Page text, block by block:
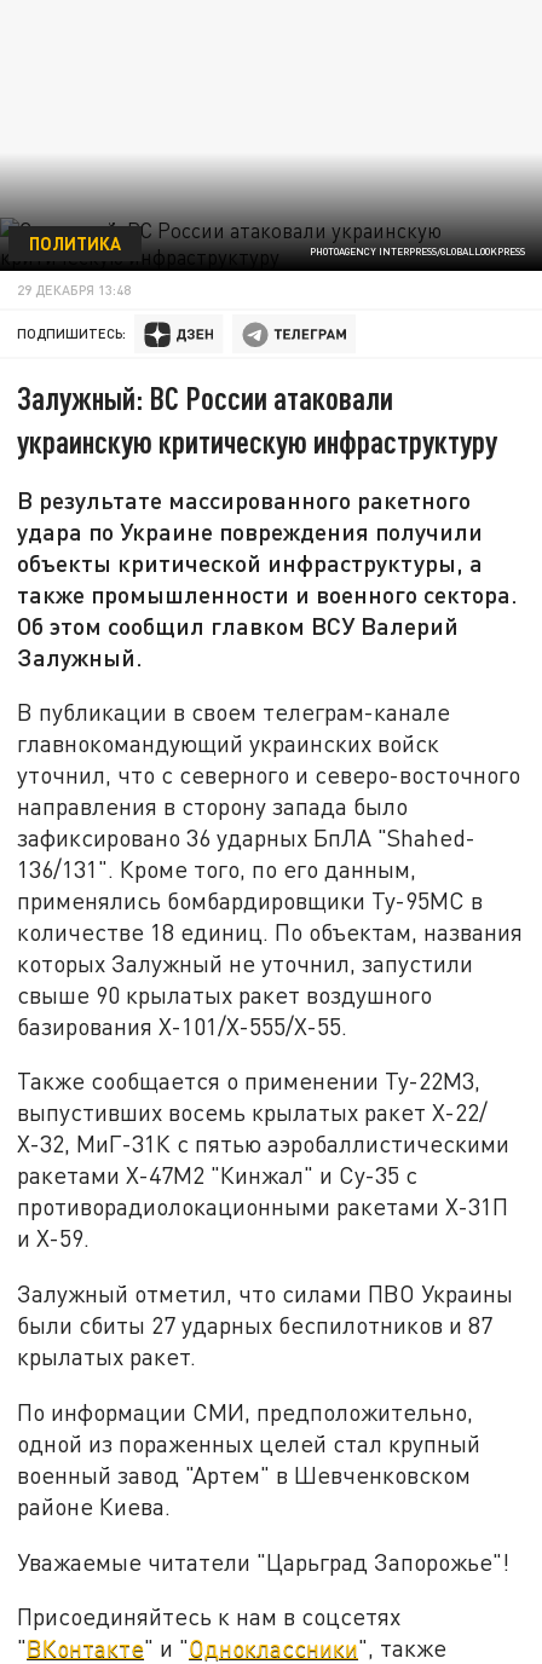
PHOTOAGENCY INTERPRESS/GLOBALLOOKPRESS
ПОЛИТИКА
29 ДЕКАБРЯ 13:48
ПОДПИШИТЕСЬ:
Залужный: ВС России атаковали
украинскую критическую инфраструктуру
В результате массированного ракетного
удара по Украине повреждения получили
объекты критической инфраструктуры, а
также промышленности и военного сектора.
Об этом сообщил главком ВСУ Валерий
Залужный.
В публикации в своем телеграм-канале
главнокомандующий украинских войск
уточнил, что с северного и северо-восточного
направления в сторону запада было
зафиксировано 36 ударных БпЛА "Shahed-
136/131". Кроме того, по его данным,
применялись бомбардировщики Ту-95МС в
количестве 18 единиц. По объектам, названия
которых Залужный не уточнил, запустили
свыше 90 крылатых ракет воздушного
базирования Х-101/Х-555/Х-55.
Также сообщается о применении Ту-22М3,
выпустивших восемь крылатых ракет Х-22/
Х-32, МиГ-31К с пятью аэробаллистическими
ракетами Х-47М2 "Кинжал" и Су-35 с
противорадиолокационными ракетами Х-31П
и Х-59.
Залужный отметил, что силами ПВО Украины
были сбиты 27 ударных беспилотников и 87
крылатых ракет.
По информации СМИ, предположительно,
одной из пораженных целей стал крупный
военный завод "Артем" в Шевченковском
районе Киева.
Уважаемые читатели "Царьград Запорожье"!
Присоединяйтесь к нам в соцсетях
"ВКонтакте" и "Одноклассники", также